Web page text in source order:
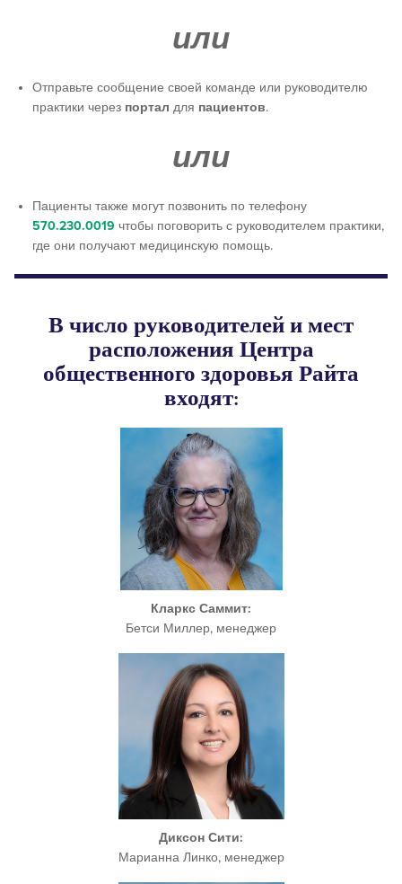
или
Отправьте сообщение своей команде или руководителю
практики через портал для пациентов.
или
Пациенты также могут позвонить по телефону
570.230.0019 чтобы поговорить с руководителем практики,
где они получают медицинскую помощь.
В число руководителей и мест
расположения Центра
общественного здоровья Райта
входят:
Кларкс Саммит:
Бетси Миллер, менеджер
Диксон Сити:
Марианна Линко, менеджер